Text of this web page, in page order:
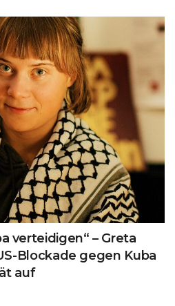
verteidigen“ – Greta
Blockade gegen Kuba
auf